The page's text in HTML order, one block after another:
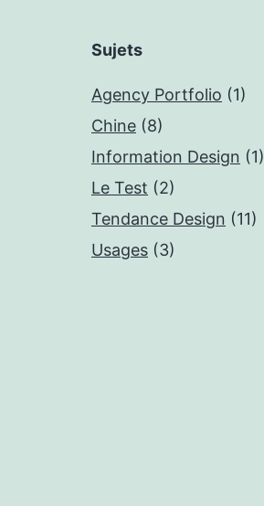
Sujets
Agency Portfolio (1)
Chine (8)
Information Design (1)
Le Test (2)
Tendance Design (11)
Usages (3)